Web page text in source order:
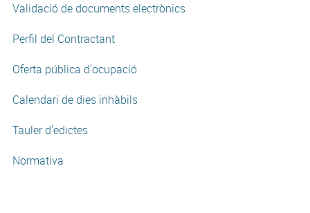
Validació de documents electrònics
Perfil del Contractant
Oferta pública d'ocupació
Calendari de dies inhàbils
Tauler d'edictes
Normativa